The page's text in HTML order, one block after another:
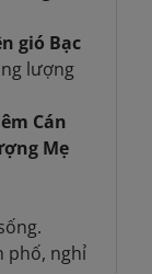
gió Bạc
lượng
Cán
Mẹ
phố, nghỉ